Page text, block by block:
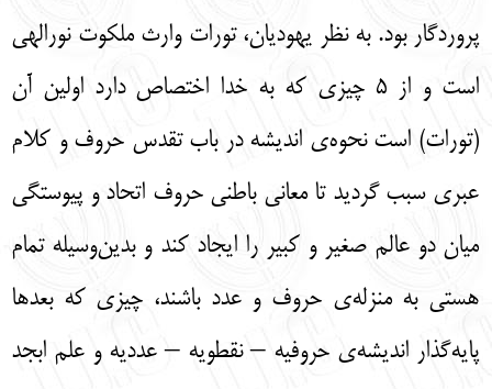
پروردگار بود. به نظر یهودیان، تورات وارث ملکوت نورالهی
است و از 5 چیزی که به خدا اختصاص دارد اولین آن
(تورات) است نحوه‌ی اندیشه در باب تقدس حروف و کلام
عبری سبب گردید تا معانی باطنی حروف اتحاد و پیوستگی
میان دو عالم صغیر و کبیر را ایجاد کند و بدین‌وسیله تمام
هستی به منزله‌ی حروف و عدد باشند، چیزی که بعدها
پایه‌گذار اندیشه‌ی حروفیه – نقطویه – عددیه و علم ابجد